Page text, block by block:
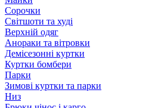
Сорочки
Світшоти та худі
Верхній одяг
Анораки та вітровки
Демісезонні куртки
Куртки бомбери
Парки
Зимові куртки та парки
Низ